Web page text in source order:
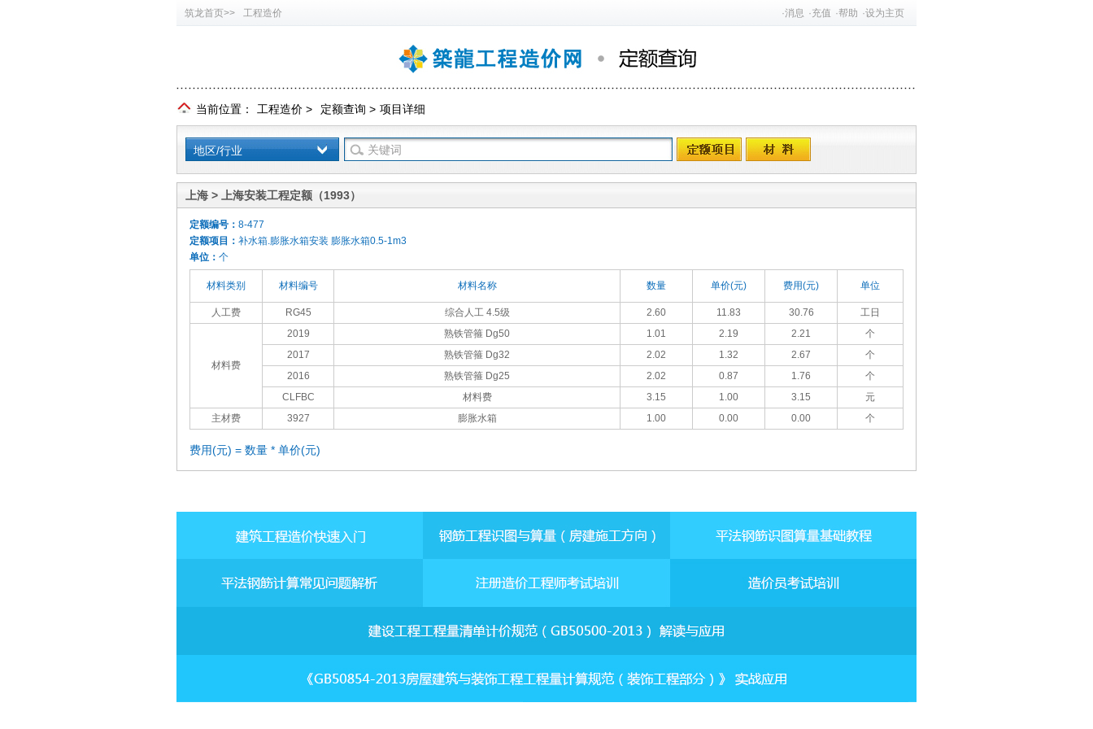
筑龙首页>> 工程造价 ·消息 ·充值 ·帮助 ·设为主页
当前位置： 工程造价 > 定额查询 > 项目详细
地区/行业
上海 > 上海安装工程定额（1993）
定额编号： 8-477
定额项目： 补水箱.膨胀水箱安装 膨胀水箱0.5-1m3
单位： 个
材料类别 材料编号 材料名称 数量 单价(元) 费用(元) 单位
人工费 RG45 综合人工 4.5级 2.60 11.83 30.76 工日
材料费
2019 熟铁管箍 Dg50 1.01 2.19 2.21
个
2017
熟铁管箍 Dg32 2.02 1.32 2.67
个
2016
熟铁管箍 Dg25 2.02 0.87 1.76
个
CLFBC
材料费 3.15 1.00 3.15
元
主材费
3927 膨胀水箱 1.00 0.00 0.00 个
费用(元) = 数量 * 单价(元)